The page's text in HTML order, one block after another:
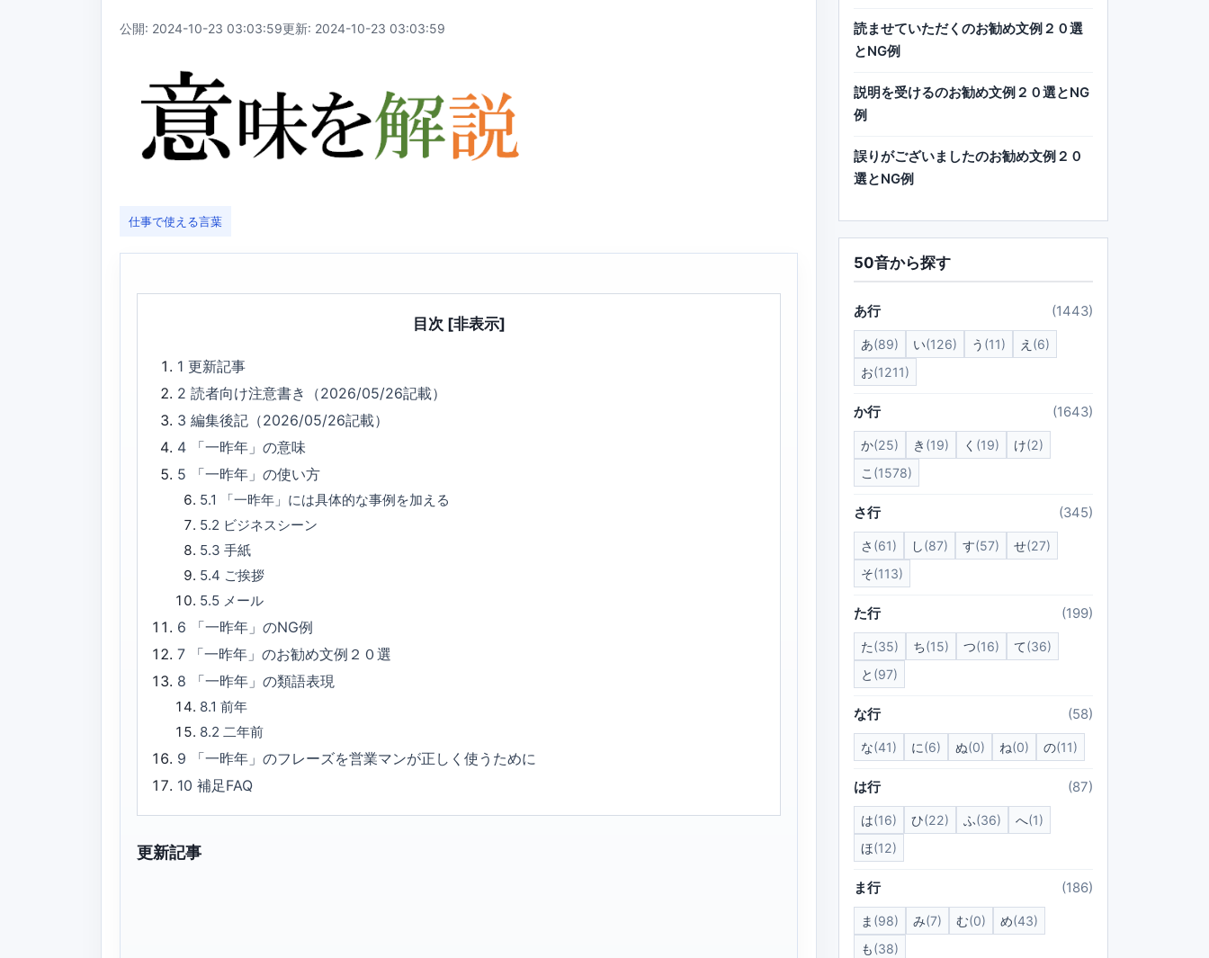
公開: 2024-10-23 03:03:59更新: 2024-10-23 03:03:59
仕事で使える言葉
目次 [非表示]
1更新記事
2読者向け注意書き（2026/05/26記載）
3編集後記（2026/05/26記載）
4
「一昨年」の意味
5
「一昨年」の使い方
5.1
「一昨年」には具体的な事例を加える
5.2 ビジネスシーン
5.3 手紙
5.4 ご挨拶
5.5 メール
6
「一昨年」のNG例
7
「一昨年」のお勧め文例２０選
8
「一昨年」の類語表現
8.1 前年
8.2 二年前
9
「一昨年」のフレーズを営業マンが正しく使うために
10補足FAQ
更新記事
読ませていただくのお勧め文例２０選
とNG例
説明を受けるのお勧め文例２０選とNG
例
誤りがございましたのお勧め文例２０
選とNG例
50音から探す
あ行 (1443)
あ(89) い(126) う (11) え (6)
お(1211)
か行 (1643)
か(25) き (19) く (19) け(2)
こ (1578)
さ行 (345)
さ (61) し(87) す(57) せ(27)
そ(113)
た行 (199)
た(35) ち(15) つ(16) て(36)
と (97)
な行 (58)
な(41) に(6) ぬ(0) ね(0) の(11)
は行 (87)
は(16) ひ(22) ふ(36) へ(1)
ほ(12)
ま行 (186)
ま (98) み(7) む(0) め(43)
も(38)